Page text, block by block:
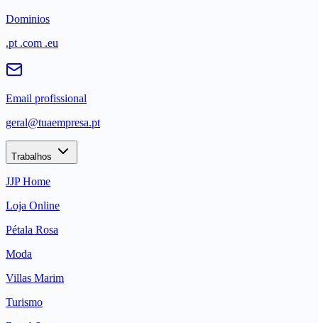
Dominios
.pt .com .eu
Email profissional
geral@tuaempresa.pt
Trabalhos
JJP Home
Loja Online
Pétala Rosa
Moda
Villas Marim
Turismo